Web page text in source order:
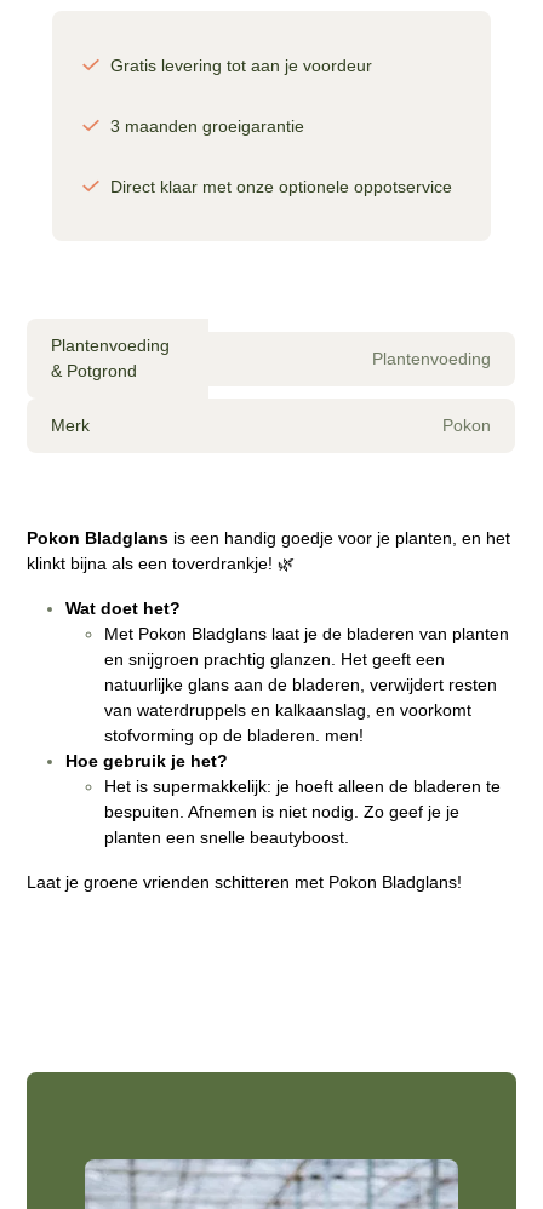
Gratis levering tot aan je voordeur
3 maanden groeigarantie
Direct klaar met onze optionele oppotservice
Pokon Bladglans is een handig goedje voor je planten, en het
klinkt bijna als een toverdrankje! 🌿
Wat doet het?
Met Pokon Bladglans laat je de bladeren van planten
en snijgroen prachtig glanzen. Het geeft een
natuurlijke glans aan de bladeren, verwijdert resten
van waterdruppels en kalkaanslag, en voorkomt
stofvorming op de bladeren. men!
Hoe gebruik je het?
Het is supermakkelijk: je hoeft alleen de bladeren te
bespuiten. Afnemen is niet nodig. Zo geef je je
planten een snelle beautyboost.
Laat je groene vrienden schitteren met Pokon Bladglans!
Plantenvoeding
& Potgrond
Plantenvoeding
Merk Pokon